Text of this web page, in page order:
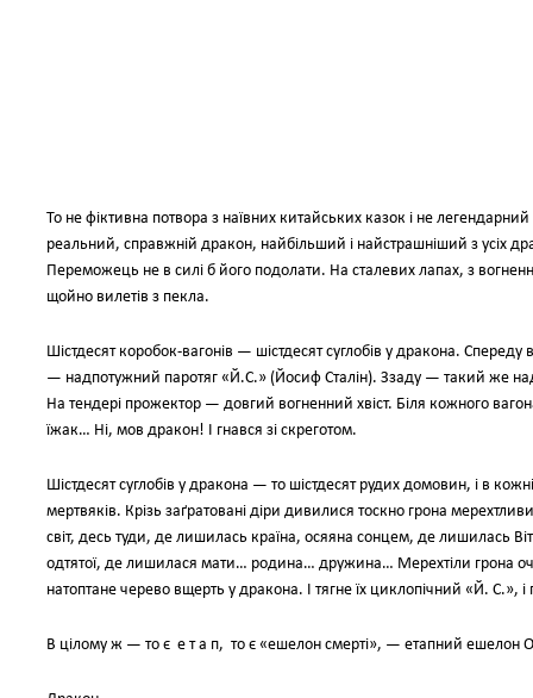
То не фіктивна потвора з наївних китайських казок і не
реальний, справжній дракон, найбільший і найстрашніший з усіх
Переможець не в силі б його подолати. На сталевих лапах, з
щойно вилетів з пекла.
Шістдесят коробок-вагонів — шістдесят суглобів у дракона.
— надпотужний паротяг «Й.С.» (Йосиф Сталін). Ззаду — такий же
На тендері прожектор — довгий вогненний хвіст. Біля кожного
їжак… Ні, мов дракон! І гнався зі скреготом.
Шістдесят суглобів у дракона — то шістдесят рудих домовин, і в
мертвяків. Крізь заґратовані діри дивилися тоскно грона
світ, десь туди, де лишилась країна, осяяна сонцем, де лишилась
одтятої, де лишилася мати… родина… дружина… Мерехтіли грона
натоптане черево вщерть у дракона. І тягне їх циклопічний «Й. С.»,
В цілому ж — то є е т а п, то є «ешелон смерті», — етапний